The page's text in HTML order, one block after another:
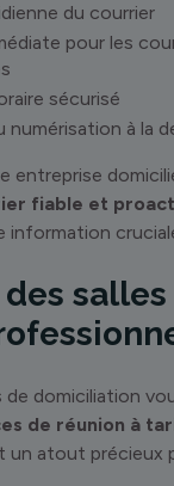
du courrier
pour les
sécurisé
numérisation à la
entreprise
fiable et
information
des
de domiciliation
de réunion à
un atout précieux